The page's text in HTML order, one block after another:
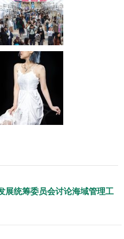
展统筹委员会讨论海域管理工